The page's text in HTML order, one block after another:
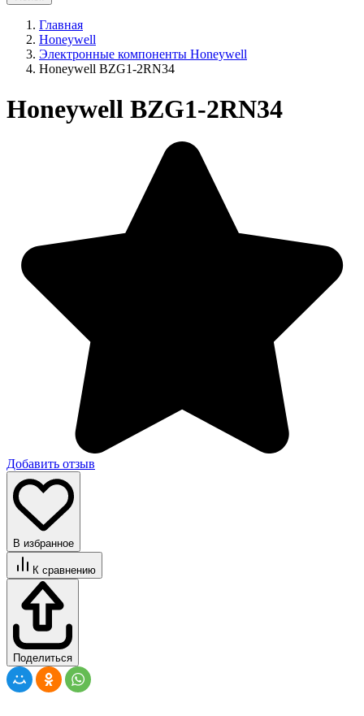
Главная
Honeywell
Электронные компоненты Honeywell
Honeywell BZG1-2RN34
Honeywell BZG1-2RN34
Добавить отзыв
В избранное
К сравнению
Поделиться